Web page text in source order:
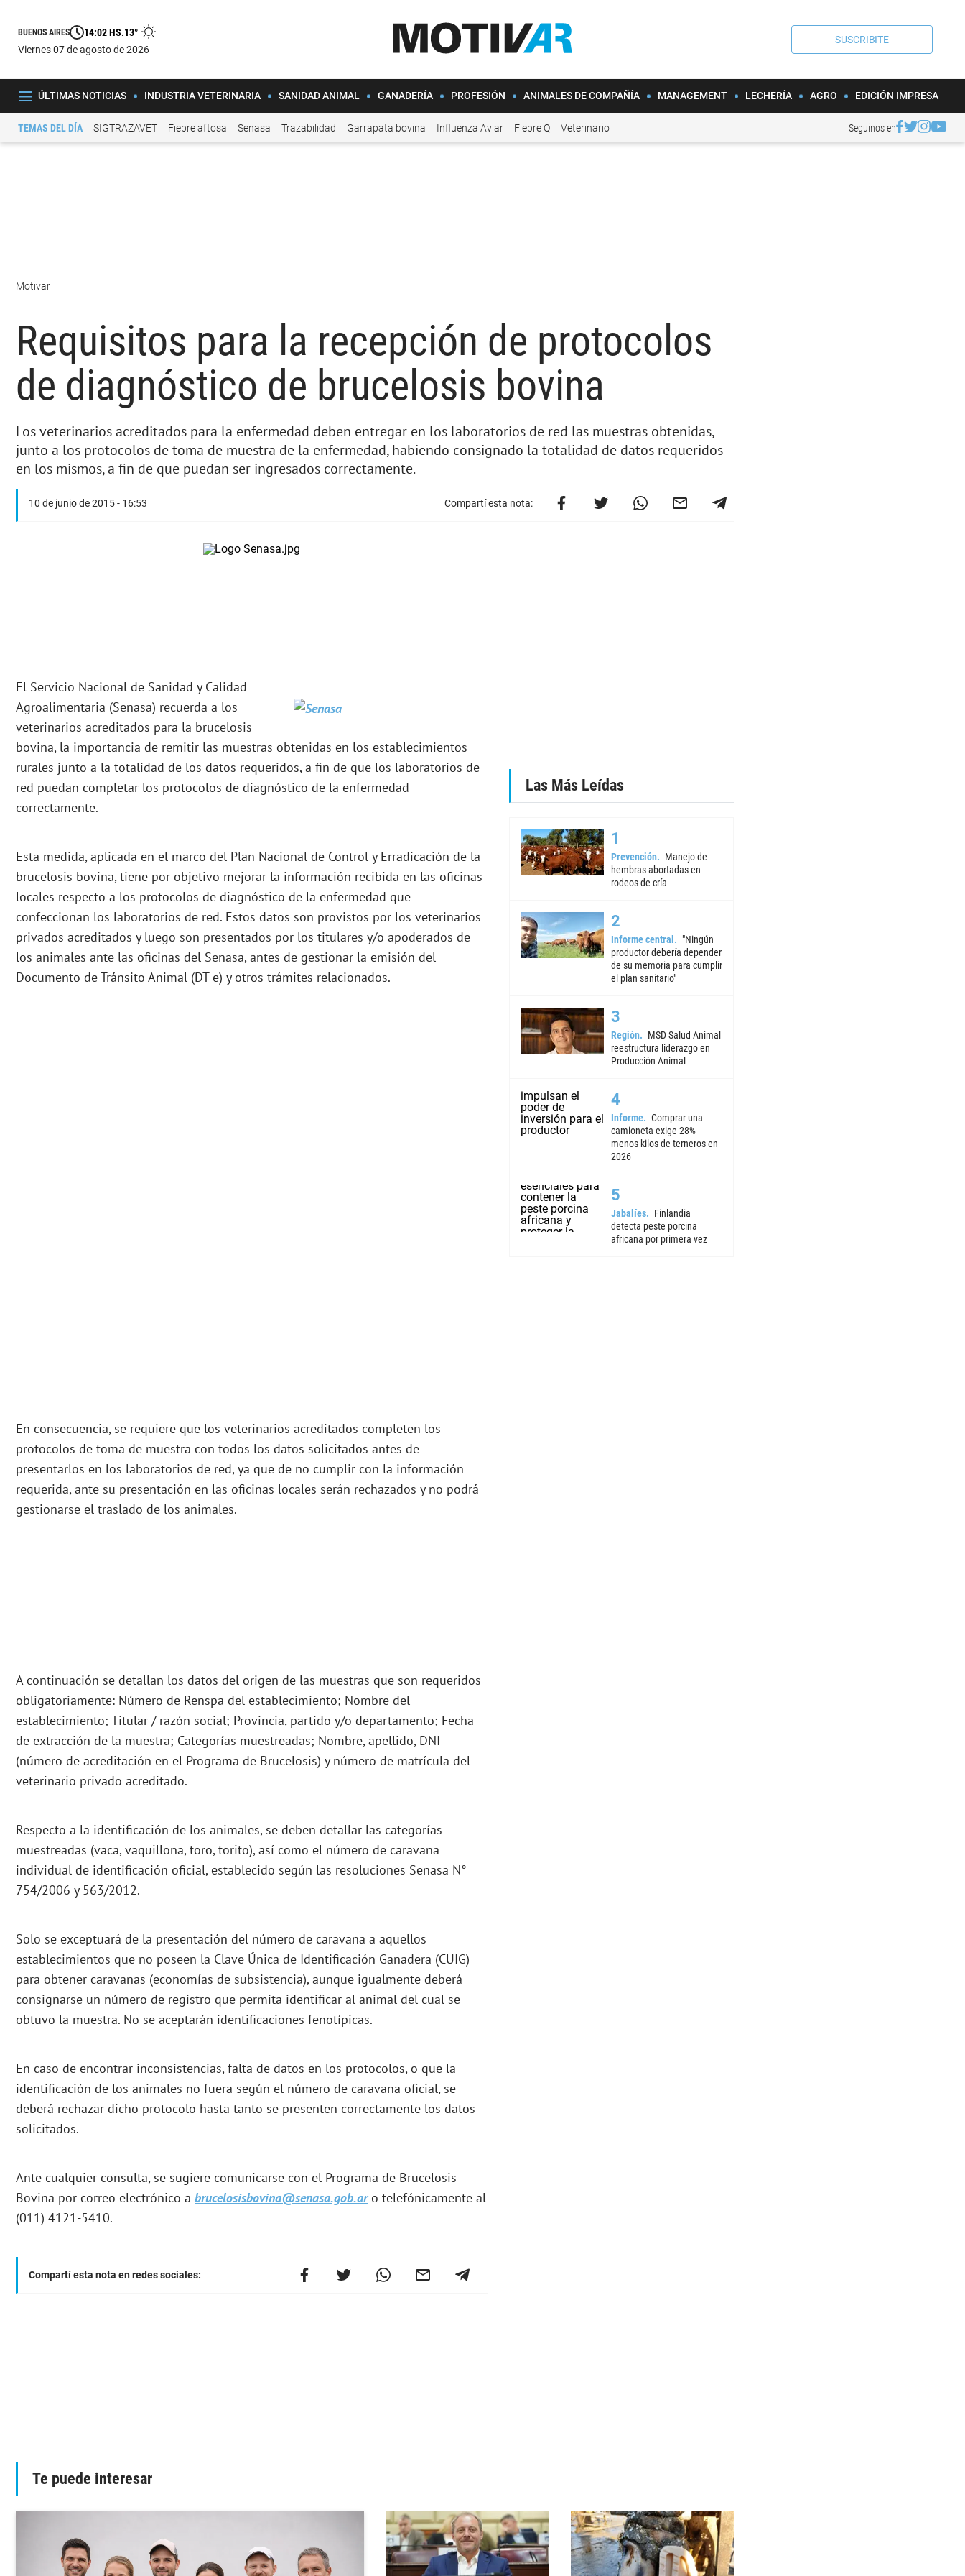
BUENOS AIRES 14:02 HS.13°
viernes 07 de agosto de 2026
SUSCRIBITE
ÚLTIMAS NOTICIAS INDUSTRIA VETERINARIA SANIDAD ANIMAL GANADERÍA PROFESIÓN ANIMALES DE COMPAÑÍA MANAGEMENT LECHERÍA AGRO EDICIÓN IMPRESA
TEMAS DEL DÍA SIGTRAZAVET Fiebre aftosa Senasa Trazabilidad Garrapata bovina Influenza Aviar Fiebre Q Veterinario Seguinos en
Motivar
Requisitos para la recepción de protocolos
de diagnóstico de brucelosis bovina
Los veterinarios acreditados para la enfermedad deben entregar en los laboratorios de red las muestras obtenidas,
junto a los protocolos de toma de muestra de la enfermedad, habiendo consignado la totalidad de datos requeridos
en los mismos, a fin de que puedan ser ingresados correctamente.
10 de junio de 2015 - 16:53 Compartí esta nota:
El Servicio Nacional de Sanidad y Calidad
Agroalimentaria (Senasa) recuerda a los
veterinarios acreditados para la brucelosis
bovina, la importancia de remitir las muestras obtenidas en los establecimientos
rurales junto a la totalidad de los datos requeridos, a fin de que los laboratorios de
red puedan completar los protocolos de diagnóstico de la enfermedad
correctamente.
Esta medida, aplicada en el marco del Plan Nacional de Control y Erradicación de la
brucelosis bovina, tiene por objetivo mejorar la información recibida en las oficinas
locales respecto a los protocolos de diagnóstico de la enfermedad que
confeccionan los laboratorios de red. Estos datos son provistos por los veterinarios
privados acreditados y luego son presentados por los titulares y/o apoderados de
los animales ante las oficinas del Senasa, antes de gestionar la emisión del
Documento de Tránsito Animal (DT-e) y otros trámites relacionados.
En consecuencia, se requiere que los veterinarios acreditados completen los
protocolos de toma de muestra con todos los datos solicitados antes de
presentarlos en los laboratorios de red, ya que de no cumplir con la información
requerida, ante su presentación en las oficinas locales serán rechazados y no podrá
gestionarse el traslado de los animales.
A continuación se detallan los datos del origen de las muestras que son requeridos
obligatoriamente: Número de Renspa del establecimiento; Nombre del
establecimiento; Titular / razón social; Provincia, partido y/o departamento; Fecha
de extracción de la muestra; Categorías muestreadas; Nombre, apellido, DNI
(número de acreditación en el Programa de Brucelosis) y número de matrícula del
veterinario privado acreditado.
Respecto a la identificación de los animales, se deben detallar las categorías
muestreadas (vaca, vaquillona, toro, torito), así como el número de caravana
individual de identificación oficial, establecido según las resoluciones Senasa N°
754/2006 y 563/2012.
Solo se exceptuará de la presentación del número de caravana a aquellos
establecimientos que no poseen la Clave Única de Identificación Ganadera (CUIG)
para obtener caravanas (economías de subsistencia), aunque igualmente deberá
consignarse un número de registro que permita identificar al animal del cual se
obtuvo la muestra. No se aceptarán identificaciones fenotípicas.
En caso de encontrar inconsistencias, falta de datos en los protocolos, o que la
identificación de los animales no fuera según el número de caravana oficial, se
deberá rechazar dicho protocolo hasta tanto se presenten correctamente los datos
solicitados.
Ante cualquier consulta, se sugiere comunicarse con el Programa de Brucelosis
Bovina por correo electrónico a brucelosisbovina@senasa.gob.aro telefónicamente al
(011) 4121-5410.
Compartí esta nota en redes sociales:
Las Más Leídas
Prevención
Manejo de
hembras abortadas en
rodeos de cría
Informe central
"Ningún
productor debería depender
de su memoria para cumplir
el plan sanitario"
Región
MSD Salud Animal
reestructura liderazgo en
Producción Animal
Informe
Comprar una
camioneta exige 28%
menos kilos de terneros en
2026
Jabalíes
Finlandia
detecta peste porcina
africana por primera vez
Te puede interesar